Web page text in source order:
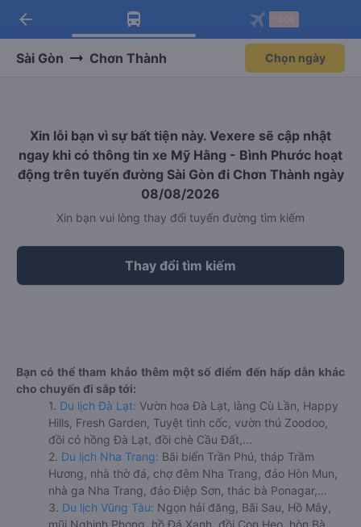
Tải app Vexere ngay!
Nhận ưu đãi thành viên độc
Mở app
Tải app Vexere
-30k/ghế khi đặt vé máy bay qua
Mở app
arrow_back
Sài Gòn Chơn Thành Chọn ngày
Xin lỗi bạn vì sự bất tiện này. Vexere sẽ cập nhật
ngay khi có thông tin xe Mỹ Hằng - Bình Phước hoạt
động trên tuyến đường Sài Gòn đi Chơn Thành ngày
08/08/2026
Xin bạn vui lòng thay đổi tuyến đường tìm kiếm
Thay đổi tìm kiếm
Bạn có thể tham khảo thêm một số điểm đến hấp dẫn khác
cho chuyến đi sắp tới:
1. Du lịch Đà Lạt: Vườn hoa Đà Lạt, làng Cù Lần, Happy
Hills, Fresh Garden, Tuyệt tình cốc, vườn thú Zoodoo,
đồi cỏ hồng Đà Lạt, đồi chè Cầu Đất,...
2. Du lịch Nha Trang: Bãi biển Trần Phú, tháp Trầm
Hương, nhà thờ đá, chợ đêm Nha Trang, đảo Hòn Mun,
nhà ga Nha Trang, đảo Điệp Sơn, thác bà Ponagar,...
3. Du lịch Vũng Tàu: Ngọn hải đăng, Bãi Sau, Hồ Mây,
mũi Nghinh Phong, hồ Đá Xanh, đồi Con Heo, hòn Bà,